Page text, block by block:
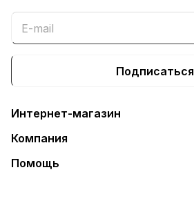
Подписаться
Интернет-магазин
Компания
Помощь